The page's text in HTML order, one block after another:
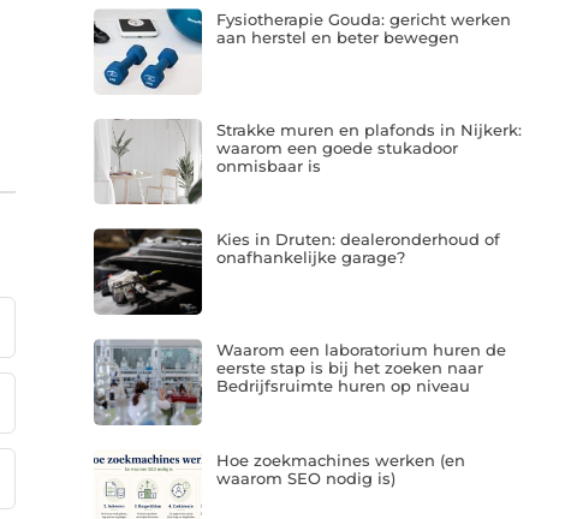
Fysiotherapie Gouda: gericht werken
aan herstel en beter bewegen
Strakke muren en plafonds in Nijkerk:
waarom een goede stukadoor
onmisbaar is
Kies in Druten: dealeronderhoud of
onafhankelijke garage?
Waarom een laboratorium huren de
eerste stap is bij het zoeken naar
Bedrijfsruimte huren op niveau
Hoe zoekmachines werken (en
waarom SEO nodig is)